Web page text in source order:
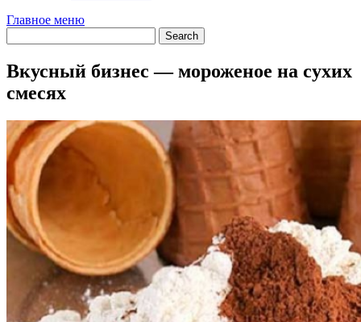
Главное меню
Вкусный бизнес — мороженое на сухих
смесях